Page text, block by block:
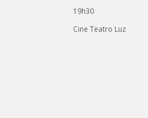
19h30
Cine Teatro Luz